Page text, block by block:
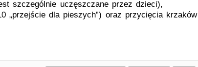
szczególnie uczęszczane przez dzieci),
„przejście dla pieszych”) oraz przycięcia krzaków